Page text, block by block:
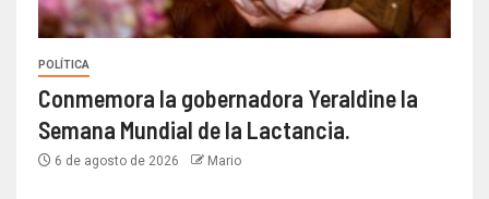
POLÍTICA
Conmemora la gobernadora Yeraldine la
Semana Mundial de la Lactancia.
6 de agosto de 2026 Mario